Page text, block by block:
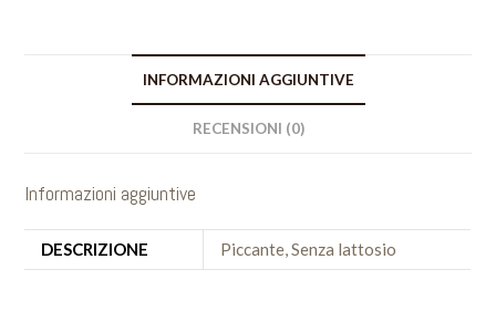
INFORMAZIONI AGGIUNTIVE
RECENSIONI (0)
Informazioni aggiuntive
DESCRIZIONE Piccante, Senza lattosio